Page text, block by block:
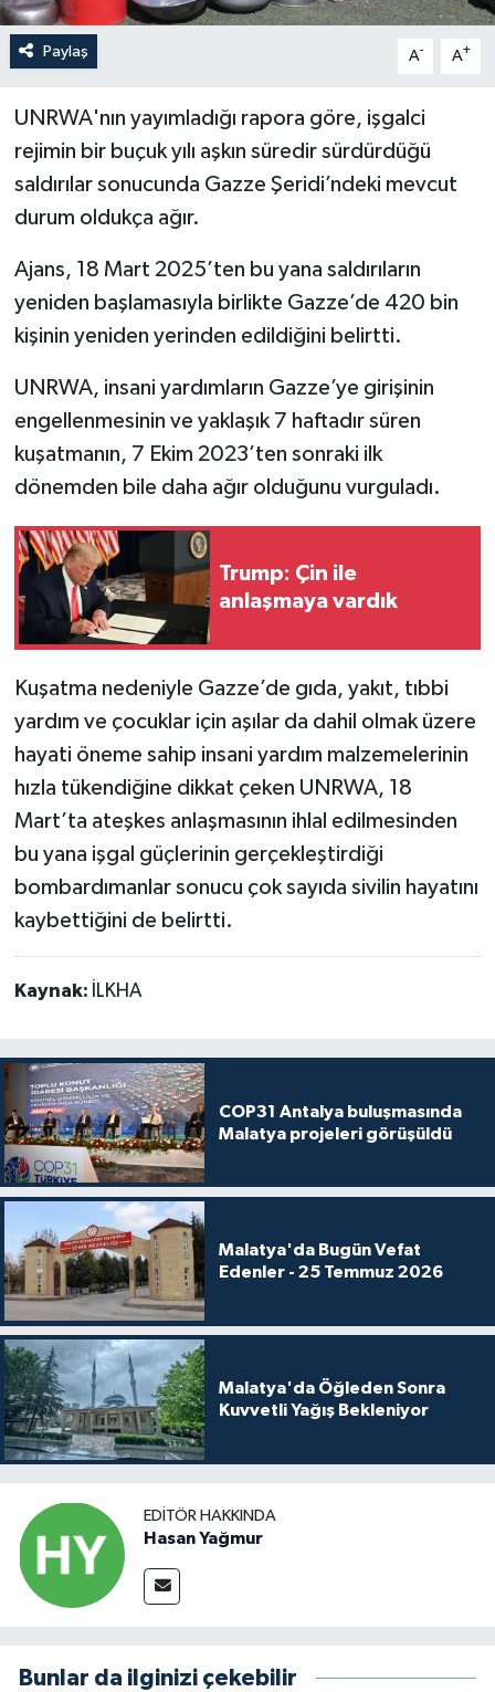
Paylaş A- A+
UNRWA'nın yayımladığı rapora göre, işgalci
rejimin bir buçuk yılı aşkın süredir sürdürdüğü
saldırılar sonucunda Gazze Şeridi’ndeki mevcut
durum oldukça ağır.
Ajans, 18 Mart 2025’ten bu yana saldırıların
yeniden başlamasıyla birlikte Gazze’de 420 bin
kişinin yeniden yerinden edildiğini belirtti.
UNRWA, insani yardımların Gazze’ye girişinin
engellenmesinin ve yaklaşık 7 haftadır süren
kuşatmanın, 7 Ekim 2023’ten sonraki ilk
dönemden bile daha ağır olduğunu vurguladı.
Trump: Çin ile
anlaşmaya vardık
Kuşatma nedeniyle Gazze’de gıda, yakıt, tıbbi
yardım ve çocuklar için aşılar da dahil olmak üzere
hayati öneme sahip insani yardım malzemelerinin
hızla tükendiğine dikkat çeken UNRWA, 18
Mart’ta ateşkes anlaşmasının ihlal edilmesinden
bu yana işgal güçlerinin gerçekleştirdiği
bombardımanlar sonucu çok sayıda sivilin hayatını
kaybettiğini de belirtti.
Kaynak: İLKHA
COP31 Antalya buluşmasında
Malatya projeleri görüşüldü
Malatya'da Bugün Vefat
Edenler - 25 Temmuz 2026
Malatya'da Öğleden Sonra
Kuvvetli Yağış Bekleniyor
EDITÖR HAKKINDA
Hasan Yağmur
Bunlar da ilginizi çekebilir